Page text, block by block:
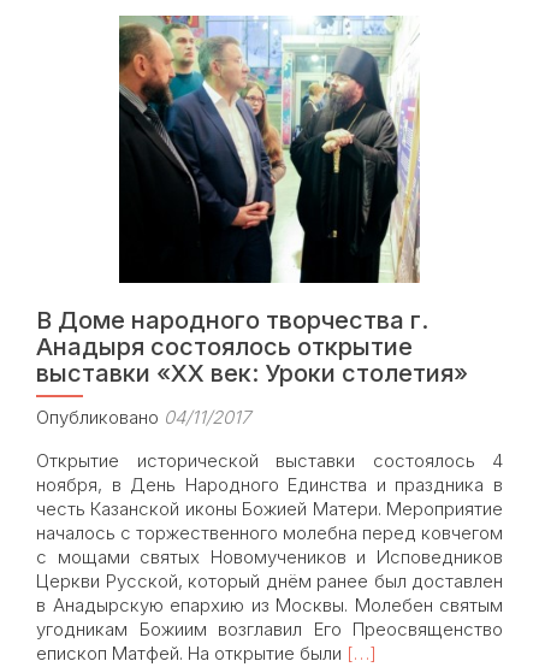
единства
прошла
молодёжная
патриотическая
акция
«Наша
Родина
—
Россия»
В Доме народного творчества г.
Анадыря состоялось открытие
выставки «ХХ век: Уроки столетия»
Опубликовано 04/11/2017
Открытие исторической выставки состоялось 4
ноября, в День Народного Единства и праздника в
честь Казанской иконы Божией Матери. Мероприятие
началось с торжественного молебна перед ковчегом
с мощами святых Новомучеников и Исповедников
Церкви Русской, который днём ранее был доставлен
в Анадырскую епархию из Москвы. Молебен святым
угодникам Божиим возглавил Его Преосвященство
епископ Матфей. На открытие были Read
[…]